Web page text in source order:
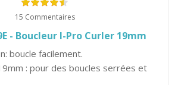
15 Commentaires
- Boucleur I-Pro Curler 19mm
boucle facilement.
: pour des boucles serrées et